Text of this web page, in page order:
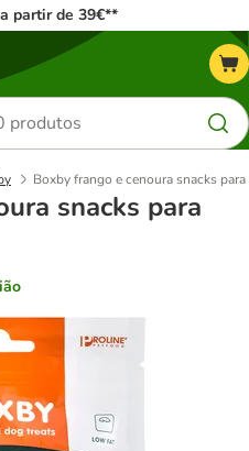
partir de 39€**
Boxby frango e cenoura snacks para
snacks para